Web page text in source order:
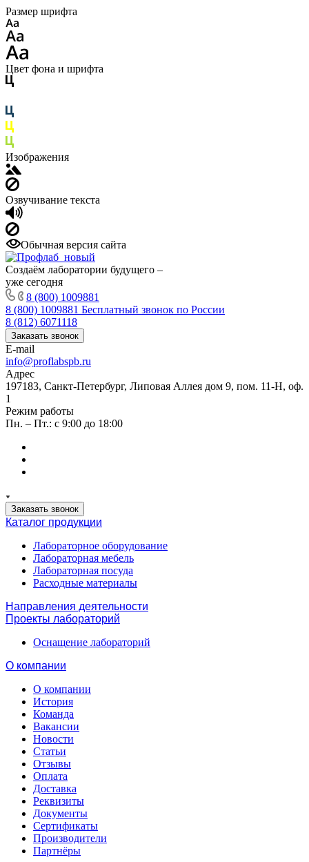
Размер шрифта
Цвет фона и шрифта
Изображения
Озвучивание текста
Обычная версия сайта
Создаём лаборатории будущего –
уже сегодня
8 (800) 1009881
8 (800) 1009881 Бесплатный звонок по России
8 (812) 6071118
Заказать звонок
E-mail
info@proflabspb.ru
Адрес
197183, Санкт-Петербург, Липовая Аллея дом 9, пом. 11-Н, оф.
1
Режим работы
Пн. – Пт.: с 9:00 до 18:00
Заказать звонок
Каталог продукции
Лабораторное оборудование
Лабораторная мебель
Лабораторная посуда
Расходные материалы
Направления деятельности
Проекты лабораторий
Оснащение лабораторий
О компании
О компании
История
Команда
Вакансии
Новости
Статьи
Отзывы
Оплата
Доставка
Реквизиты
Документы
Сертификаты
Производители
Партнёры